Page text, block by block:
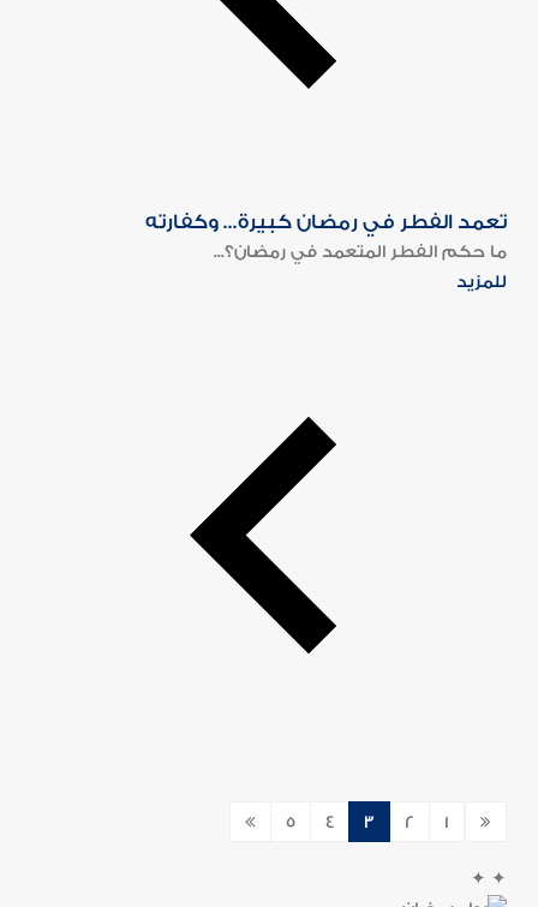
تعمد الفطر في رمضان كبيرة... وكفارته
ما حكم الفطر المتعمد في رمضان؟...
للمزيد
1
2
3
4
5
✦
✦